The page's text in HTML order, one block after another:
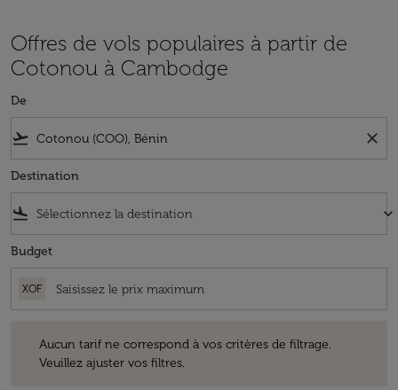
Offres de vols populaires à partir de
Cotonou à Cambodge
De
flight_takeoff close
Destination
flight_land keyboard_arrow_down
Budget
XOF
Aucun tarif ne correspond à vos critères de filtrage.
Veuillez ajuster vos filtres.